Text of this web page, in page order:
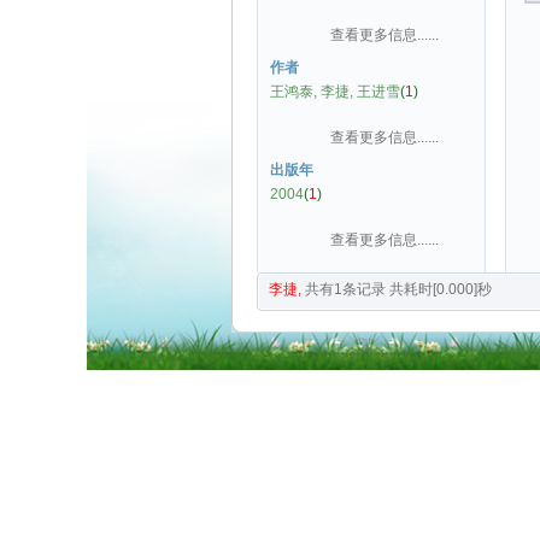
查看更多信息......
作者
王鸿泰, 李捷, 王进雪(1)
查看更多信息......
出版年
2004(1)
查看更多信息......
李捷, 共有1条记录 共耗时[0.000]秒